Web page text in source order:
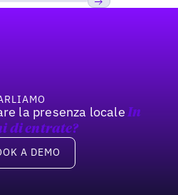
la presenza locale In
di entrate?
demoA DEMO